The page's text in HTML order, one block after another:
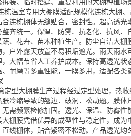
装、临时搭建、重复利用的大棚种植场
栋温室专用大棚膜适配规模化连栋大棚
连栋棚体无缝贴合，密封性。超高透
齐统一。保温、防雾、抗老化、抗风
、花卉、苗木种植生产。防尘自洁大
户外露天放置不易积垢遮光。雨天雨
大幅节省人工养护成本。保持高透光
、耐磨等多重性能，一膜多用，适配各
定型大棚膜生产过程经过定型处理，热
冷缩导致的翘边、破洞、松动题。膜
需频繁检修加固。透光、保温、防雾
棚膜凭借优异的成型性与稳定性，成
线棚体，贴合紧密不松动。产品透光